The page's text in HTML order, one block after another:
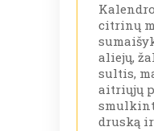
citrinų
aliejų,
sultis,
aitriųjų
druską